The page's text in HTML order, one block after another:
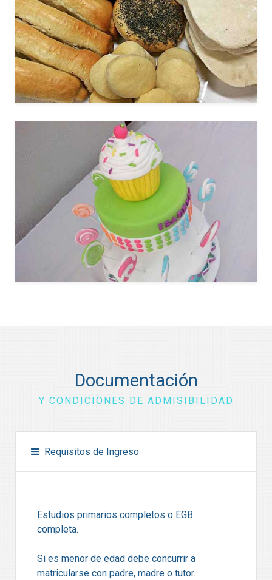
Documentación
Y CONDICIONES DE ADMISIBILIDAD
Requisitos de Ingreso
Estudios primarios completos o EGB
completa.
Si es menor de edad debe concurrir a
matricularse con padre, madre o tutor.